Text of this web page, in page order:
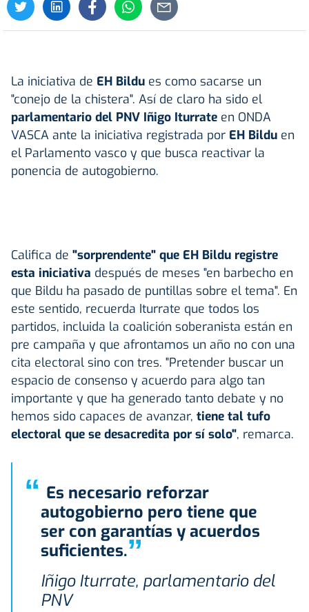
La iniciativa de EH Bildu es como sacarse un
"conejo de la chistera". Así de claro ha sido el
parlamentario del PNV Iñigo Iturrate en ONDA
VASCA ante la iniciativa registrada por EH Bildu en
el Parlamento vasco y que busca reactivar la
ponencia de autogobierno.
Califica de "sorprendente" que EH Bildu registre
esta iniciativa después de meses "en barbecho en
que Bildu ha pasado de puntillas sobre el tema". En
este sentido, recuerda Iturrate que todos los
partidos, incluida la coalición soberanista están en
pre campaña y que afrontamos un año no con una
cita electoral sino con tres. "Pretender buscar un
espacio de consenso y acuerdo para algo tan
importante y que ha generado tanto debate y no
hemos sido capaces de avanzar, tiene tal tufo
electoral que se desacredita por sí solo", remarca.
“ Es necesario reforzar
autogobierno pero tiene que
ser con garantías y acuerdos
suficientes.”
Iñigo Iturrate, parlamentario del
PNV